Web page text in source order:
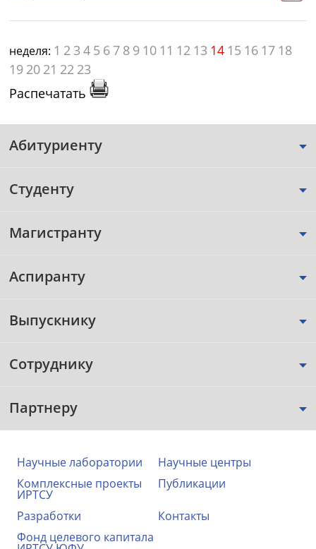
неделя: 1 2 3 4 5 6 7 8 9 10 11 12 13 14 15 16 17 18
19 20 21 22 23
Распечатать
Абитуриенту
Студенту
Магистранту
Аспиранту
Выпускнику
Сотруднику
Партнеру
Научные лаборатории
Научные центры
Комплексные проекты
ИРТСУ
Публикации
Разработки
Контакты
Фонд целевого капитала